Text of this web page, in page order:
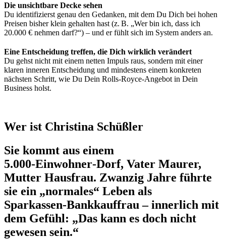
Die unsichtbare Decke sehen
Du identifizierst genau den Gedanken, mit dem Du Dich bei hohen
Preisen bisher klein gehalten hast (z. B. „Wer bin ich, dass ich
20.000 € nehmen darf?“) – und er fühlt sich im System anders an.
Eine Entscheidung treffen, die Dich wirklich verändert
Du gehst nicht mit einem netten Impuls raus, sondern mit einer
klaren inneren Entscheidung und mindestens einem konkreten
nächsten Schritt, wie Du Dein Rolls‑Royce‑Angebot in Dein
Business holst.
Wer ist Christina Schüßler
Sie kommt aus einem
5.000‑Einwohner‑Dorf, Vater Maurer,
Mutter Hausfrau. Zwanzig Jahre führte
sie ein „normales“ Leben als
Sparkassen‑Bankkauffrau – innerlich mit
dem Gefühl: „Das kann es doch nicht
gewesen sein.“